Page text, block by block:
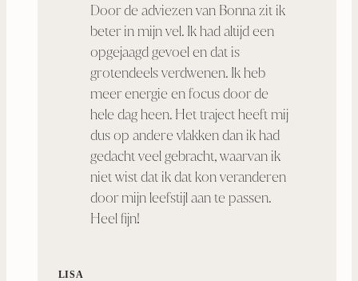
Door de adviezen van Bonna zit ik
beter in mijn vel. Ik had altijd een
opgejaagd gevoel en dat is
grotendeels verdwenen. Ik heb
meer energie en focus door de
hele dag heen. Het traject heeft mij
dus op andere vlakken dan ik had
gedacht veel gebracht, waarvan ik
niet wist dat ik dat kon veranderen
door mijn leefstijl aan te passen.
Heel fijn!
LISA